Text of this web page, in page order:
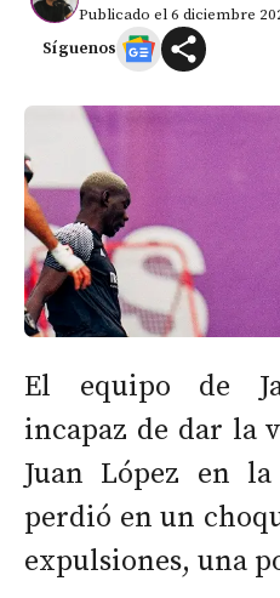
Publicado el 6 diciembre
Síguenos
El equipo de
incapaz de dar la
Juan López en
perdió en un
expulsiones, una